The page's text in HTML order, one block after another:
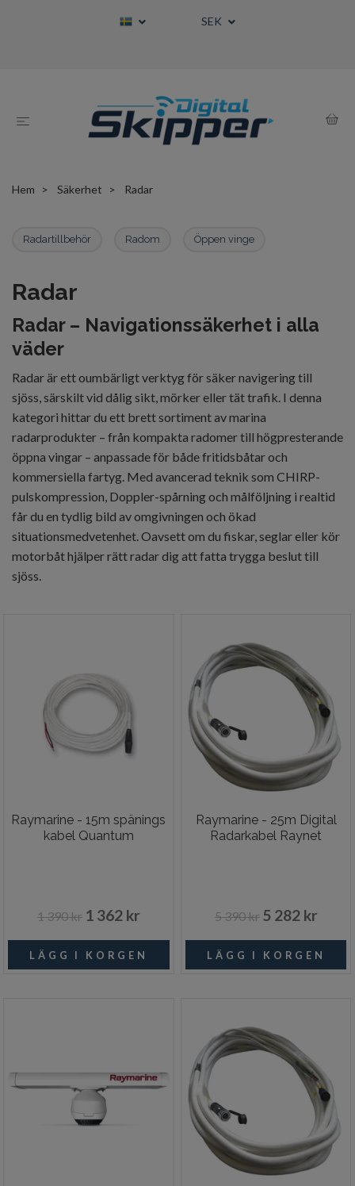
SEK
Hem Säkerhet Radar
Radartillbehör Radom Öppen vinge
Radar
Radar – Navigationssäkerhet i alla
väder
Radar är ett oumbärligt verktyg för säker navigering till
sjöss, särskilt vid dålig sikt, mörker eller tät trafik. I denna
kategori hittar du ett brett sortiment av marina
radarprodukter – från kompakta radomer till högpresterande
öppna vingar – anpassade för både fritidsbåtar och
kommersiella fartyg. Med avancerad teknik som CHIRP-
pulskompression, Doppler-spårning och målföljning i realtid
får du en tydlig bild av omgivningen och ökad
situationsmedvetenhet. Oavsett om du fiskar, seglar eller kör
motorbåt hjälper rätt radar dig att fatta trygga beslut till
sjöss.
Raymarine - 15m spänings
kabel Quantum
1 390 kr 1 362 kr
Raymarine - 25m Digital
Radarkabel Raynet
5 390 kr 5 282 kr